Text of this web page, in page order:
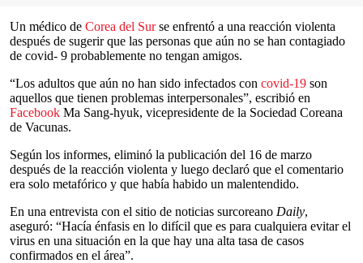
Un médico de Corea del Surse enfrentó a una reacción violenta
después de sugerir que las personas que aún no se han contagiado
de covid- 9 probablemente no tengan amigos.
“Los adultos que aún no han sido infectados con covid-19 son
aquellos que tienen problemas interpersonales”, escribió en
Facebook Ma Sang-hyuk, vicepresidente de la Sociedad Coreana
de Vacunas.
Según los informes, eliminó la publicación del 16 de marzo
después de la reacción violenta y luego declaró que el comentario
era solo metafórico y que había habido un malentendido.
En una entrevista con el sitio de noticias surcoreano Daily,
aseguró: “Hacía énfasis en lo difícil que es para cualquiera evitar el
virus en una situación en la que hay una alta tasa de casos
confirmados en el área”.